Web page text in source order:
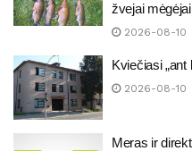
žvejai mėgėjai
2026-08-10
Kviečiasi „ant
2026-08-10
Meras ir